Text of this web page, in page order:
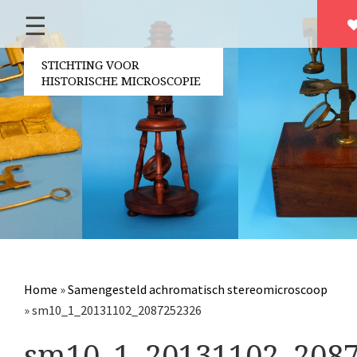
Over ons
Contact
Vrijwilligers
Partners
Jaarverslagen
Microscopen
Overige optische instrumenten
Elektrische meetapparatuur
☰
STICHTING VOOR
HISTORISCHE MICROSCOPIE
Home »Samengesteld achromatisch stereomicroscoop
»sm10_1_20131102_2087252326